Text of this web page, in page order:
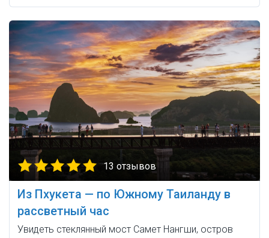
13 отзывов
Из Пхукета — по Южному Таиланду в
рассветный час
Увидеть стеклянный мост Самет Нангши, остров